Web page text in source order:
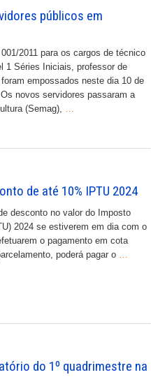
públicos em
2011 para os cargos de técnico
1 Séries Iniciais, professor de
empossados neste dia 10 de
novos servidores passaram a
(Semag), …
de até 10% IPTU 2024
desconto no valor do Imposto
2024 se estiverem em dia com o
o pagamento em cota
poderá pagar o …
do 1º quadrimestre na